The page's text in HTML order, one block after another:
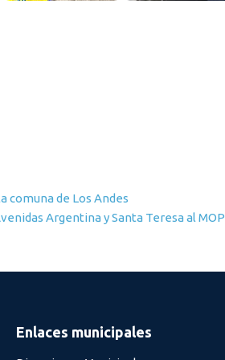
comuna de Los Andes
Argentina y Santa Teresa al MOP
Enlaces municipales